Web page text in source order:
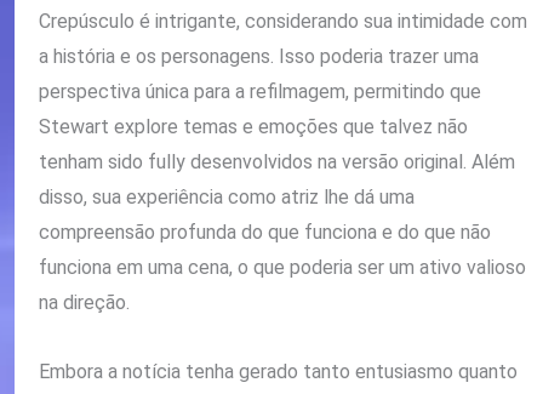
Crepúsculo é intrigante, considerando sua intimidade com
a história e os personagens. Isso poderia trazer uma
perspectiva única para a refilmagem, permitindo que
Stewart explore temas e emoções que talvez não
tenham sido fully desenvolvidos na versão original. Além
disso, sua experiência como atriz lhe dá uma
compreensão profunda do que funciona e do que não
funciona em uma cena, o que poderia ser um ativo valioso
na direção.
Embora a notícia tenha gerado tanto entusiasmo quanto